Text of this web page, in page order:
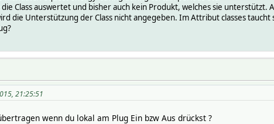
Class auswertet und bisher auch kein Produkt, welches sie unterstützt.
die Unterstützung der Class nicht angegeben. Im Attribut classes taucht
21:25:51
wenn du lokal am Plug Ein bzw Aus drückst ?